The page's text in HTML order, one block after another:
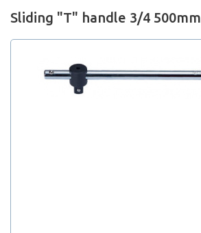
Sliding "T" handle 3/4 500mm